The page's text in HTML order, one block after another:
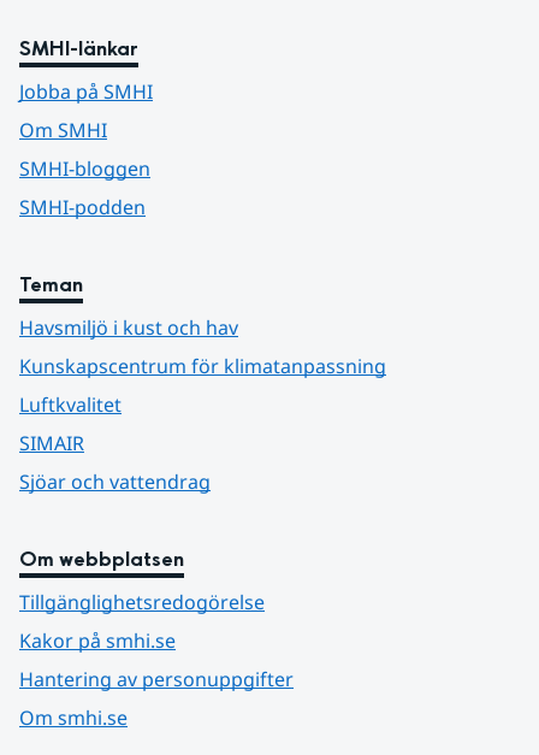
SMHI-länkar
Jobba på SMHI
Om SMHI
SMHI-bloggen
SMHI-podden
Teman
Havsmiljö i kust och hav
Kunskapscentrum för klimatanpassning
Luftkvalitet
SIMAIR
Sjöar och vattendrag
Om webbplatsen
Tillgänglighetsredogörelse
Kakor på smhi.se
Hantering av personuppgifter
Om smhi.se